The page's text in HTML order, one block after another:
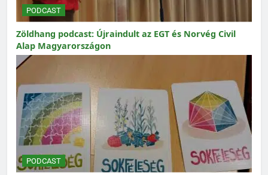
PODCAST
Zöldhang podcast: Újraindult az EGT és Norvég Civil
Alap Magyarországon
PODCAST